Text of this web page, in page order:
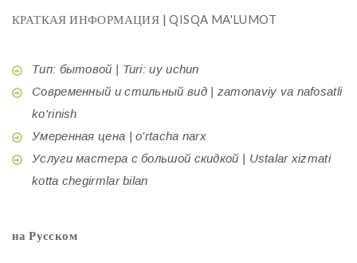
КРАТКАЯ ИНФОРМАЦИЯ | QISQA MA'LUMOT
Тип: бытовой | Turi: uy uchun
Современный и стильный вид | zamonaviy va nafosatli
ko'rinish
Умеренная цена | o'rtacha narx
Услуги мастера с большой скидкой | Ustalar xizmati
kotta chegirmlar bilan
на Русском